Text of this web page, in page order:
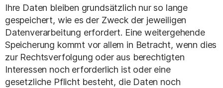
Ihre Daten bleiben grundsätzlich nur so lange
gespeichert, wie es der Zweck der jeweiligen
Datenverarbeitung erfordert. Eine weitergehende
Speicherung kommt vor allem in Betracht, wenn dies
zur Rechtsverfolgung oder aus berechtigten
Interessen noch erforderlich ist oder eine
gesetzliche Pflicht besteht, die Daten noch